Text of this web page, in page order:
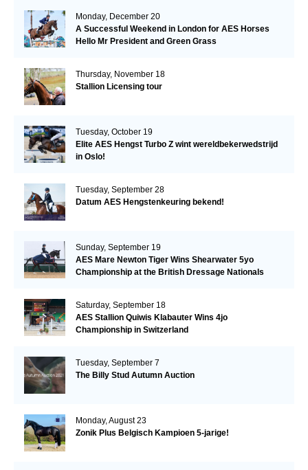
Monday, December 20
A Successful Weekend in London for AES Horses
Hello Mr President and Green Grass
Thursday, November 18
Stallion Licensing tour
Tuesday, October 19
Elite AES Hengst Turbo Z wint wereldbekerwedstrijd
in Oslo!
Tuesday, September 28
Datum AES Hengstenkeuring bekend!
Sunday, September 19
AES Mare Newton Tiger Wins Shearwater 5yo
Championship at the British Dressage Nationals
Saturday, September 18
AES Stallion Quiwis Klabauter Wins 4jo
Championship in Switzerland
Tuesday, September 7
The Billy Stud Autumn Auction
Monday, August 23
Zonik Plus Belgisch Kampioen 5-jarige!